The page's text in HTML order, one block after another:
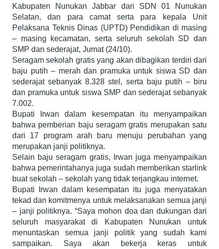
Kabupaten Nunukan Jabbar dari SDN 01 Nunukan
Selatan, dan para camat serta para kepala Unit
Pelaksana Teknis Dinas (UPTD) Pendidikan di masing
– masing kecamatan, serta seluruh sekolah SD dan
SMP dan sederajat, Jumat (24/10).
Seragam sekolah gratis yang akan dibagikan terdiri dari
baju putih – merah dan pramuka untuk siswa SD dan
sederajat sebanyak 8.328 stel, serta baju putih – biru
dan pramuka untuk siswa SMP dan sederajat sebanyak
7.002.
Bupati Irwan dalam kesempatan itu menyampaikan
bahwa pemberian baju seragam gratis merupakan satu
dari 17 program arah baru menuju perubahan yang
merupakan janji politiknya.
Selain baju seragam gratis, Irwan juga menyampaikan
bahwa pemerintahanya juga sudah memberikan starlink
buat sekolah – sekolah yang tidak terjangkau internet.
Bupati Irwan dalam kesempatan itu juga menyatakan
tekad dan komitmenya untuk melaksanakan semua janji
– janji politiknya. “Saya mohon doa dan dukungan dari
seluruh masyarakat di Kabupaten Nunukan untuk
menuntaskan semua janji politik yang sudah kami
sampaikan. Saya akan bekerja keras untuk